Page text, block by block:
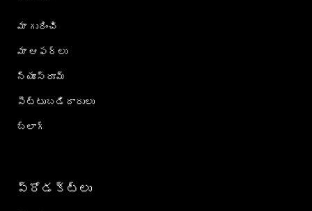
మా గురించి
మా ఆఫర్లు
న్యూస్‌రూమ్
పెట్టుబడిదారులు
బ్లాగ్
ప్రోడక్ట్؜లు